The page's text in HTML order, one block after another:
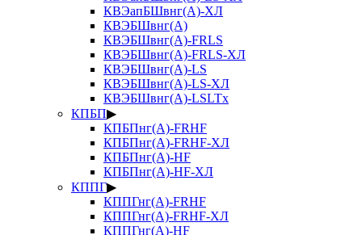
КВЭапБШвнг(А)-ХЛ
КВЭБШвнг(А)
КВЭБШвнг(А)-FRLS
КВЭБШвнг(А)-FRLS-ХЛ
КВЭБШвнг(А)-LS
КВЭБШвнг(А)-LS-ХЛ
КВЭБШвнг(А)-LSLTx
КПБП▶
КПБПнг(А)-FRHF
КПБПнг(А)-FRHF-ХЛ
КПБПнг(А)-HF
КПБПнг(А)-HF-ХЛ
КППГ▶
КППГнг(А)-FRHF
КППГнг(А)-FRHF-ХЛ
КППГнг(А)-HF